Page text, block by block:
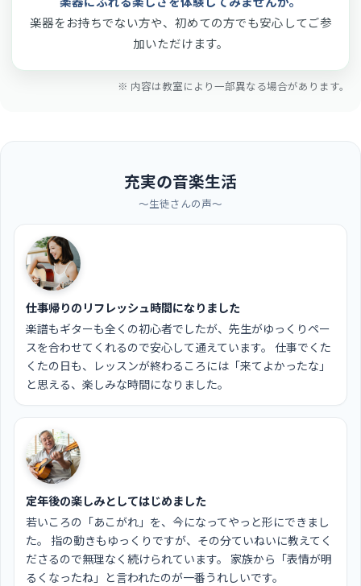
楽器をお持ちでない方や、初めての方でも安心してご参
加いただけます。
※ 内容は教室により一部異なる場合があります。
充実の音楽生活
〜生徒さんの声〜
仕事帰りのリフレッシュ時間になりました
楽譜もギターも全くの初心者でしたが、先生がゆっくりペー
スを合わせてくれるので安心して通えています。 仕事でくた
くたの日も、レッスンが終わるころには「来てよかったな」
と思える、楽しみな時間になりました。
定年後の楽しみとしてはじめました
若いころの「あこがれ」を、今になってやっと形にできまし
た。 指の動きもゆっくりですが、その分ていねいに教えてく
ださるので無理なく続けられています。 家族から「表情が明
るくなったね」と言われたのが一番うれしいです。